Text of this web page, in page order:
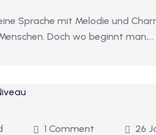
Sprache mit Melodie und
Doch wo beginnt man,…
1 Comment 26